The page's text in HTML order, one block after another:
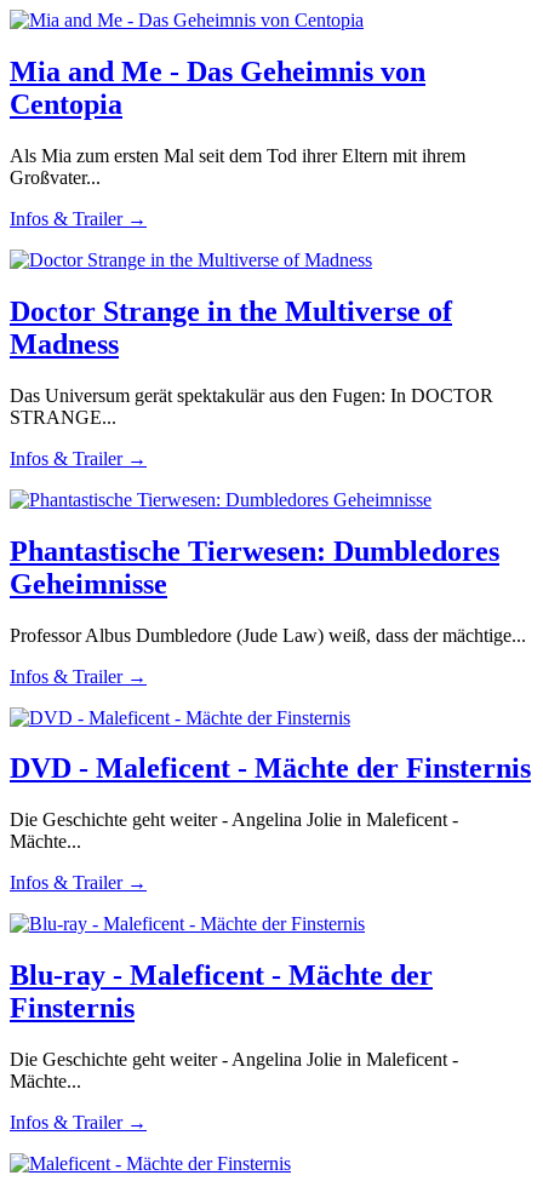
Mia and Me - Das Geheimnis von
Centopia
Als Mia zum ersten Mal seit dem Tod ihrer Eltern mit ihrem
Großvater...
Infos & Trailer →
Doctor Strange in the Multiverse of
Madness
Das Universum gerät spektakulär aus den Fugen: In DOCTOR
STRANGE...
Infos & Trailer →
Phantastische Tierwesen: Dumbledores
Geheimnisse
Professor Albus Dumbledore (Jude Law) weiß, dass der mächtige...
Infos & Trailer →
DVD - Maleficent - Mächte der Finsternis
Die Geschichte geht weiter - Angelina Jolie in Maleficent -
Mächte...
Infos & Trailer →
Blu-ray - Maleficent - Mächte der
Finsternis
Die Geschichte geht weiter - Angelina Jolie in Maleficent -
Mächte...
Infos & Trailer →